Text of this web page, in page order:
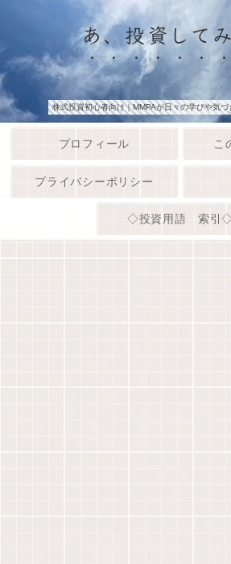
あ、投資して
株式投資初心者向け｜MMPAが日々の学びや気
プロフィール こ
プライバシーポリシー
◇投資用語 索引